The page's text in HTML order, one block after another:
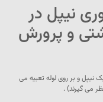
نیپل در
و پرورش
و بر روی لوله تعبیه می